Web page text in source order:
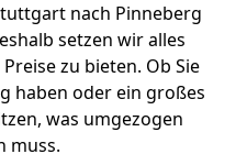
nach Pinneberg
setzen wir alles
zu bieten. Ob Sie
haben oder ein großes
was umgezogen
muss.